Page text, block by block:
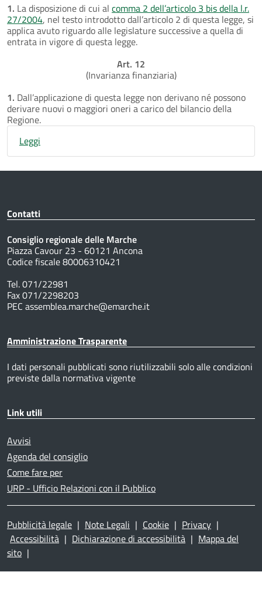
1. La disposizione di cui al comma 2 dell’articolo 3 bis della l.r.
27/2004, nel testo introdotto dall’articolo 2 di questa legge, si
applica avuto riguardo alle legislature successive a quella di
entrata in vigore di questa legge.
Art. 12
(Invarianza finanziaria)
1. Dall’applicazione di questa legge non derivano né possono
derivare nuovi o maggiori oneri a carico del bilancio della
Regione.
Leggi
Contatti
Consiglio regionale delle Marche
Piazza Cavour 23 - 60121 Ancona
Codice fiscale 80006310421
Tel. 071/22981
Fax 071/2298203
PEC assemblea.marche@emarche.it
Amministrazione Trasparente
I dati personali pubblicati sono riutilizzabili solo alle condizioni
previste dalla normativa vigente
Link utili
Avvisi
Agenda del consiglio
Come fare per
URP - Ufficio Relazioni con il Pubblico
Pubblicità legale | Note Legali | Cookie | Privacy |
Accessibilità | Dichiarazione di accessibilità | Mappa del
sito |